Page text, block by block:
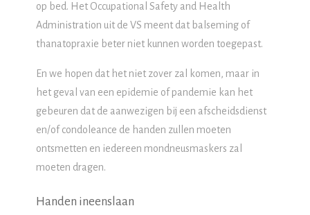
op bed. Het Occupational Safety and Health
Administration uit de VS meent dat balseming of
thanatopraxie beter niet kunnen worden toegepast.
En we hopen dat het niet zover zal komen, maar in
het geval van een epidemie of pandemie kan het
gebeuren dat de aanwezigen bij een afscheidsdienst
en/of condoleance de handen zullen moeten
ontsmetten en iedereen mondneusmaskers zal
moeten dragen.
Handen ineenslaan